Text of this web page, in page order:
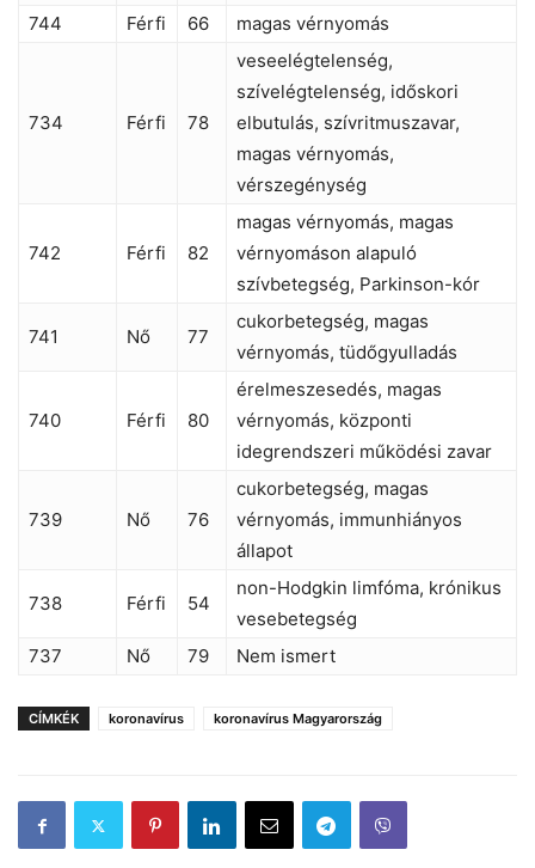
744
Férfi 66 magas vérnyomás
734 Férfi 78
veseelégtelenség,
szívelégtelenség, időskori
elbutulás, szívritmuszavar,
magas vérnyomás,
vérszegénység
742 Férfi 82
magas vérnyomás, magas
vérnyomáson alapuló
szívbetegség, Parkinson-kór
741 Nő 77
cukorbetegség, magas
vérnyomás, tüdőgyulladás
740 Férfi 80
érelmeszesedés, magas
vérnyomás, központi
idegrendszeri működési zavar
739 Nő 76
cukorbetegség, magas
vérnyomás, immunhiányos
állapot
738 Férfi 54
non-Hodgkin limfóma, krónikus
vesebetegség
737
Nő 79 Nem ismert
CÍMKÉK koronavírus koronavírus Magyarország